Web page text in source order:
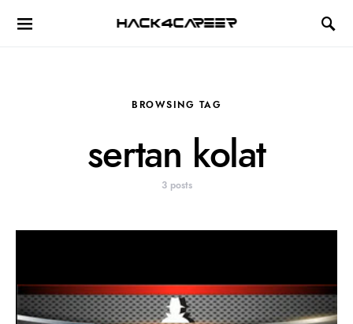
Hack4Career
BROWSING TAG
sertan kolat
3 posts